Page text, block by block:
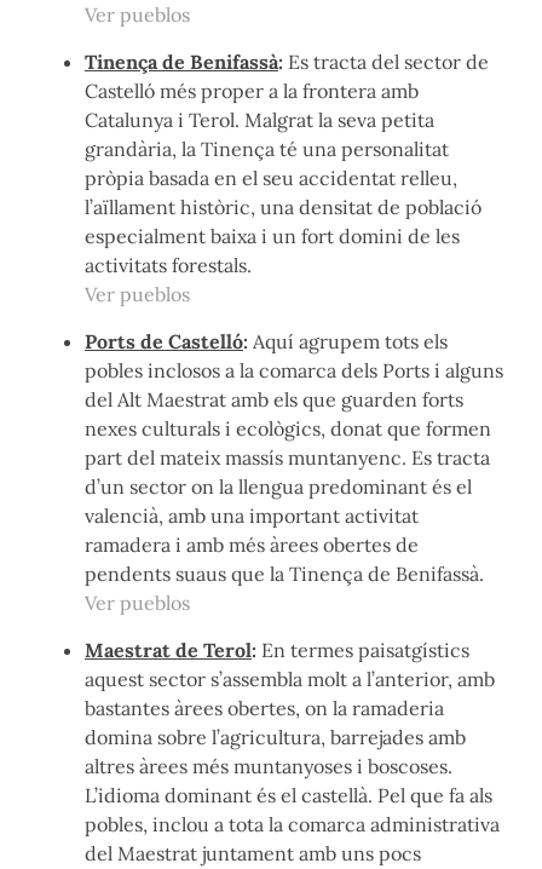
Ver pueblos
Tinença de Benifassà: Es tracta del sector de
Castelló més proper a la frontera amb
Catalunya i Terol. Malgrat la seva petita
grandària, la Tinença té una personalitat
pròpia basada en el seu accidentat relleu,
l’aïllament històric, una densitat de població
especialment baixa i un fort domini de les
activitats forestals.
Ver pueblos
Ports de Castelló: Aquí agrupem tots els
pobles inclosos a la comarca dels Ports i alguns
del Alt Maestrat amb els que guarden forts
nexes culturals i ecològics, donat que formen
part del mateix massís muntanyenc. Es tracta
d’un sector on la llengua predominant és el
valencià, amb una important activitat
ramadera i amb més àrees obertes de
pendents suaus que la Tinença de Benifassà.
Ver pueblos
Maestrat de Terol: En termes paisatgístics
aquest sector s’assembla molt a l’anterior, amb
bastantes àrees obertes, on la ramaderia
domina sobre l’agricultura, barrejades amb
altres àrees més muntanyoses i boscoses.
L’idioma dominant és el castellà. Pel que fa als
pobles, inclou a tota la comarca administrativa
del Maestrat juntament amb uns pocs